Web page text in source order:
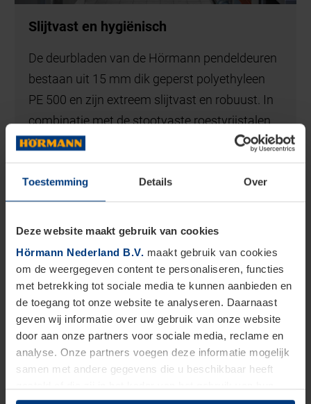
Toestemming Details Over
Deze website maakt gebruik van cookies
Hörmann Nederland B.V. maakt gebruik van cookies
om de weergegeven content te personaliseren, functies
met betrekking tot sociale media te kunnen aanbieden en
de toegang tot onze website te analyseren. Daarnaast
geven wij informatie over uw gebruik van onze website
door aan onze partners voor sociale media, reclame en
analyse. Onze partners voegen deze informatie mogelijk
samen met andere gegevens die u beschikbaar heeft
Slijtvast en hygiënisch
De deurbladen van de Hörmann pendeldeuren
bestaan uit 15 mm dik geperst polyethyleen
PE 500 en zijn extreem slijtvast en robuust. In
combinatie met de stootvaste roestvrijstalen
scharnieren beschikt u over een product dat
zeer robuust en duurzaam is. PE-pendeldeuren
zijn ook bestand tegen extreem hoge
belastingen, bijvoorbeeld als ze worden
gebruikt voor doorgangen van heftrucks.
Hörmann pendeldeuren voldoen bovendien
aan hoge hygiënestandaarden: ze zijn koude-
en waterbestendig en kunnen daarom
uitstekend in de levensmiddelenproductie
worden gebruikt.